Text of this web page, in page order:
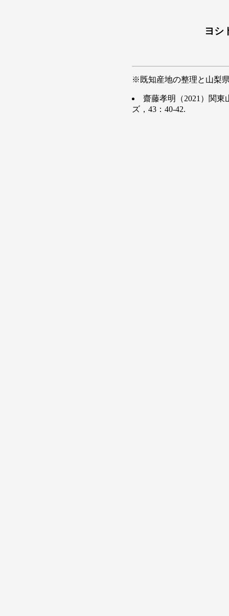
ヨシ
※既知産地の整理と山梨
齋藤孝明（2021）関
ズ，43：40-42.